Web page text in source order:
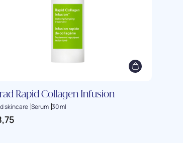
Rapid Collagen Infusion
skincare Serum 30 ml